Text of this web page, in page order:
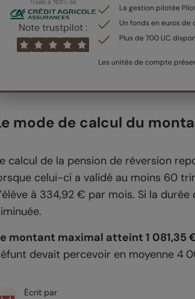
Note trustpilot :
La gestion pilotée
Un fonds en euros de
Plus de 700 UC
Les unités de compte
mode de calcul du
calcul de la pension de réversion
celui-ci a validé au moins 60
à 334,92 € par mois. Si la
montant maximal atteint 1 081,35
devait percevoir en moyenne 4
Écrit par